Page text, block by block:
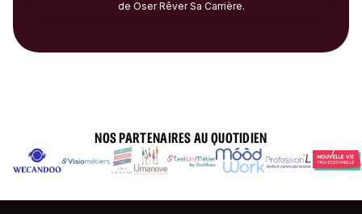
de Oser Rêver Sa Carrière.
NOS PARTENAIRES AU QUOTIDIEN